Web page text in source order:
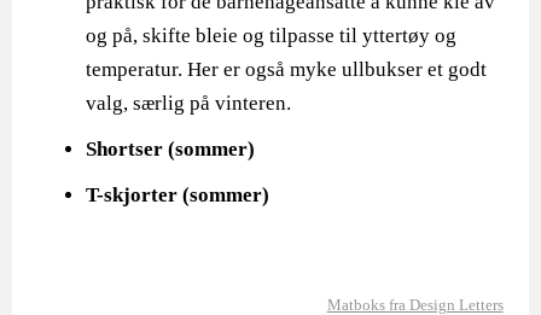
og på, skifte bleie og tilpasse til yttertøy og
temperatur. Her er også myke ullbukser et godt
valg, særlig på vinteren.
Shortser (sommer)
T-skjorter (sommer)
Matboks fra Design Letters